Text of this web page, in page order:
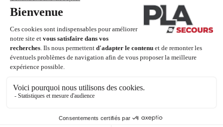
pour masques.
Nouveau-né (réf : 1278) :
Insufflateur en silicone
transparent, autoclavable, avec soupape de surpression
calibrée à 40 mbar pour nouveau-né, doté d’une
connexion à la bouteille, d’un raccord pour réservoir et
de connexions pour masques.
Idéal pour les professionnels de santé, les secouristes et les
assistance respiratoire fiable et sécurisée en toute